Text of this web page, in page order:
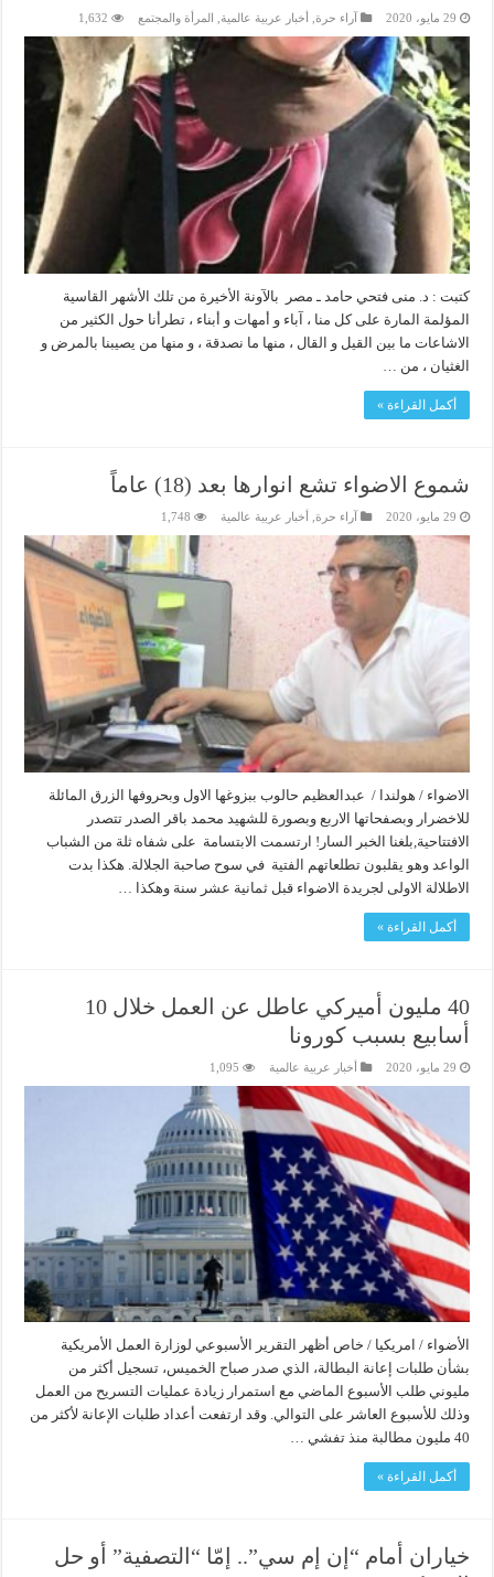
29 مايو، 2020 آراء حرة أخبار عربية عالمية المرأة والمجتمع 1,632
كتبت : د. منى فتحي حامد ـ مصر بالآونة الأخيرة من تلك الأشهر القاسية
المؤلمة المارة على كل منا ، آباء و أمهات و أبناء ، تطرأنا حول الكثير من
الاشاعات ما بين القيل و القال ، منها ما نصدقة ، و منها من يصيبنا بالمرض و
الغثيان ، من …
أكمل القراءة »
شموع الاضواء تشع انوارها بعد (18) عاماً
29 مايو، 2020 آراء حرة أخبار عربية عالمية 1,748
الاضواء / هولندا / عبدالعظيم حالوب ببزوغها الاول وبحروفها الزرق المائلة
للاخضرار وبصفحاتها الاربع وبصورة للشهيد محمد باقر الصدر تتصدر
الافتتاحية,بلغنا الخبر السار! ارتسمت الابتسامة على شفاه ثلة من الشباب
الواعد وهو يقلبون تطلعاتهم الفتية في سوح صاحبة الجلالة. هكذا بدت
الاطلالة الاولى لجريدة الاضواء قبل ثمانية عشر سنة وهكذا …
أكمل القراءة »
40 مليون أميركي عاطل عن العمل خلال 10
أسابيع بسبب كورونا
29 مايو، 2020 أخبار عربية عالمية 1,095
الأضواء / امريكيا / خاص أظهر التقرير الأسبوعي لوزارة العمل الأمريكية
بشأن طلبات إعانة البطالة، الذي صدر صباح الخميس، تسجيل أكثر من
مليوني طلب الأسبوع الماضي مع استمرار زيادة عمليات التسريح من العمل
وذلك للأسبوع العاشر على التوالي. وقد ارتفعت أعداد طلبات الإعانة لأكثر من
40 مليون مطالبة منذ تفشي …
أكمل القراءة »
خياران أمام “إن إم سي”.. إمّا “التصفية” أو حل